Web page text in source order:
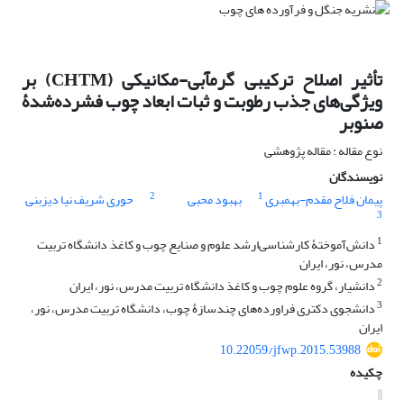
تأثیر اصلاح ترکیبی گرمآبی-مکانیکی (CHTM) بر
ویژگی‌های جذب رطوبت و ثبات ابعاد چوب فشرده‌‌شدۀ
صنوبر
نوع مقاله : مقاله پژوهشی
نویسندگان
پیمان فلاح مقدم-بهمبری1 بهبود محبی 2 حوری شریف نیا دیزبنی
3
1 دانش‌آموختۀ کارشناسی‌ارشد علوم و صنایع چوب و کاغذ, دانشگاه تربیت
مدرس، نور، ایران
2دانشیار، گروه علوم چوب و کاغذ دانشگاه تربیت مدرس، نور، ایران
3دانشجوی دکتری فراورده‌های چندسازۀ چوب، دانشگاه تربیت مدرس، نور،
ایران
10.22059/jfwp.2015.53988
چکیده